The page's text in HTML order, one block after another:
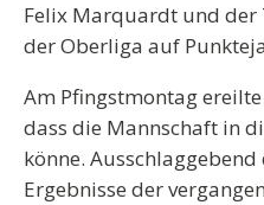
Felix Marquardt und der
der Oberliga auf
Am Pfingstmontag
dass die Mannschaft in
könne.
Ergebnisse der